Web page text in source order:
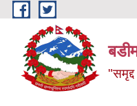
Skip to main content